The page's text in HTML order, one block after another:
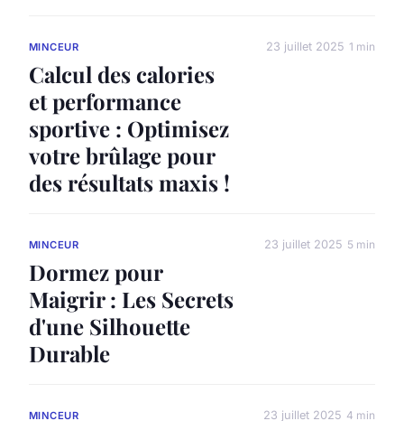
MINCEUR
Calcul des calories
et performance
sportive : Optimisez
votre brûlage pour
des résultats maxis !
23 juillet 2025 1 min
MINCEUR
Dormez pour
Maigrir : Les Secrets
d'une Silhouette
Durable
23 juillet 2025 5 min
MINCEUR 23 juillet 2025 4 min